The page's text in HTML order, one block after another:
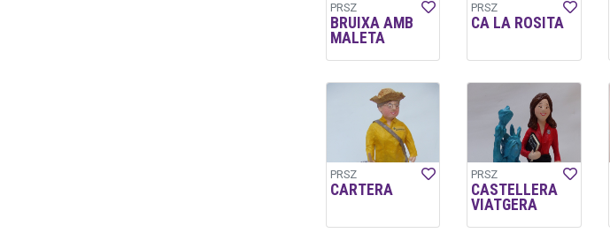
PRSZ
BRUIXA AMB
MALETA
PRSZ
CA LA ROSITA
PRSZ
CARTERA
PRSZ
CASTELLERA
VIATGERA